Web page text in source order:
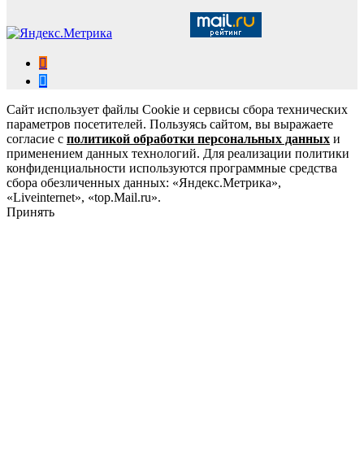
Сайт использует файлы Cookie и сервисы сбора технических
параметров посетителей. Пользуясь сайтом, вы выражаете
согласие с политикой обработки персональных данных и
применением данных технологий. Для реализации политики
конфиденциальности используются программные средства
сбора обезличенных данных: «Яндекс.Метрика»,
«Liveinternet», «top.Mail.ru».
Принять